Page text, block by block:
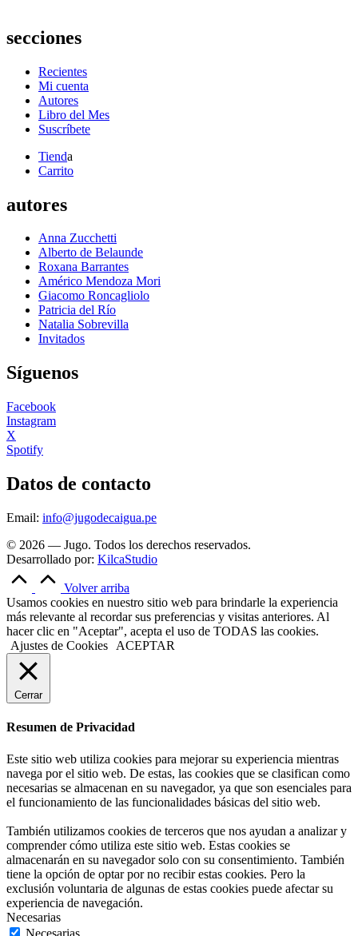
secciones
Recientes
Mi cuenta
Autores
Libro del Mes
Suscríbete
Tienda
Carrito
autores
Anna Zucchetti
Alberto de Belaunde
Roxana Barrantes
Américo Mendoza Mori
Giacomo Roncagliolo
Patricia del Río
Natalia Sobrevilla
Invitados
Síguenos
Facebook
Instagram
X
Spotify
Datos de contacto
Email: info@jugodecaigua.pe
© 2026 — Jugo. Todos los derechos reservados.
Desarrollado por: KilcaStudio
Volver arriba
Usamos cookies en nuestro sitio web para brindarle la experiencia
más relevante al recordar sus preferencias y visitas anteriores. Al
hacer clic en "Aceptar", acepta el uso de TODAS las cookies.
Ajustes de Cookies
ACEPTAR
Cerrar
Resumen de Privacidad
Este sitio web utiliza cookies para mejorar su experiencia mientras
navega por el sitio web. De estas, las cookies que se clasifican como
necesarias se almacenan en su navegador, ya que son esenciales para
el funcionamiento de las funcionalidades básicas del sitio web.
También utilizamos cookies de terceros que nos ayudan a analizar y
comprender cómo utiliza este sitio web. Estas cookies se
almacenarán en su navegador solo con su consentimiento. También
tiene la opción de optar por no recibir estas cookies. Pero la
exclusión voluntaria de algunas de estas cookies puede afectar su
experiencia de navegación.
Necesarias
Necesarias